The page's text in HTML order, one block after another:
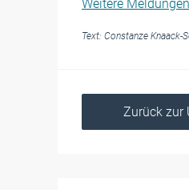
Weitere
Text: Constanze Knaack-
Zurück zur